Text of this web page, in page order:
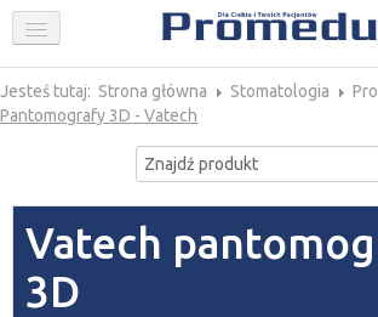
STOMATOLOGIA
PROMOCJE
SKLEP
KONTAKT
Jesteś tutaj: Strona główna Stomatologia
Pantomografy 3D - Vatech
Vatech
3D